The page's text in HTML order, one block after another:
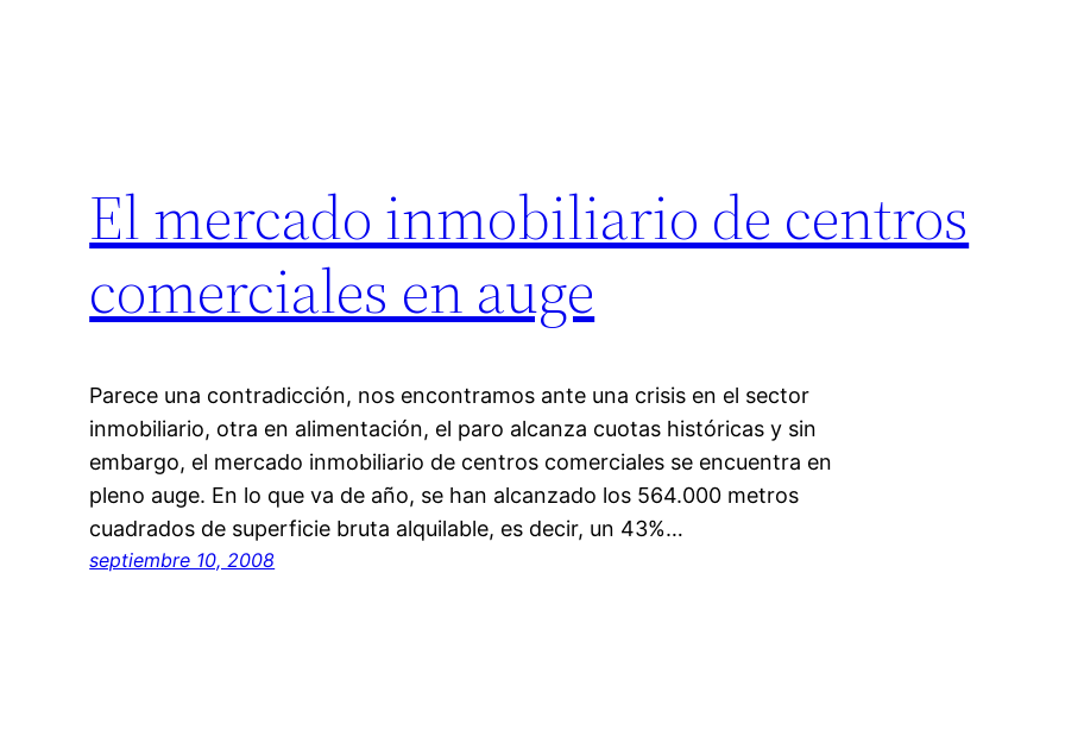
El mercado inmobiliario de centros
comerciales en auge
Parece una contradicción, nos encontramos ante una crisis en el sector
inmobiliario, otra en alimentación, el paro alcanza cuotas históricas y sin
embargo, el mercado inmobiliario de centros comerciales se encuentra en
pleno auge. En lo que va de año, se han alcanzado los 564.000 metros
cuadrados de superficie bruta alquilable, es decir, un 43%…
septiembre 10, 2008